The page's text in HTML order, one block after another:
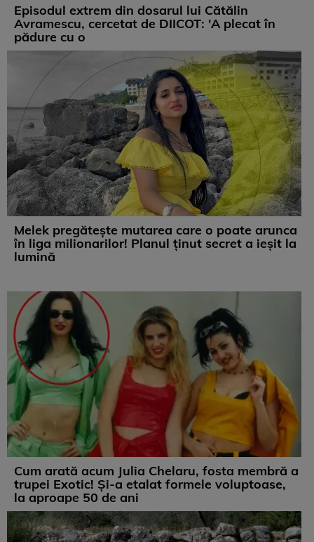
Episodul extrem din dosarul lui Cătălin
Avramescu, cercetat de DIICOT: 'A plecat în
pădure cu o
Melek pregătește mutarea care o poate arunca
în liga milionarilor! Planul ținut secret a ieșit la
lumină
Cum arată acum Julia Chelaru, fosta membră a
trupei Exotic! Și-a etalat formele voluptoase,
la aproape 50 de ani